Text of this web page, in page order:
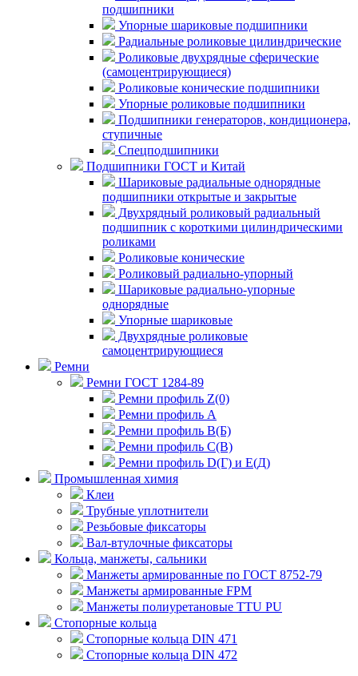
подшипники
Упорные шариковые подшипники
Радиальные роликовые цилиндрические
Роликовые двухрядные сферические
(самоцентрирующиеся)
Роликовые конические подшипники
Упорные роликовые подшипники
Подшипники генераторов, кондиционера,
ступичные
Спецподшипники
Подшипники ГОСТ и Китай
Шариковые радиальные однорядные
подшипники открытые и закрытые
Двухрядный роликовый радиальный
подшипник с короткими цилиндрическими
роликами
Роликовые конические
Роликовый радиально-упорный
Шариковые радиально-упорные
однорядные
Упорные шариковые
Двухрядные роликовые
самоцентрирующиеся
Ремни
Ремни ГОСТ 1284-89
Ремни профиль Z(0)
Ремни профиль А
Ремни профиль В(Б)
Ремни профиль С(В)
Ремни профиль D(Г) и E(Д)
Промышленная химия
Клеи
Трубные уплотнители
Резьбовые фиксаторы
Вал-втулочные фиксаторы
Кольца, манжеты, сальники
Манжеты армированные по ГОСТ 8752-79
Манжеты армированные FPM
Манжеты полиуретановые TTU PU
Стопорные кольца
Стопорные кольца DIN 471
Стопорные кольца DIN 472